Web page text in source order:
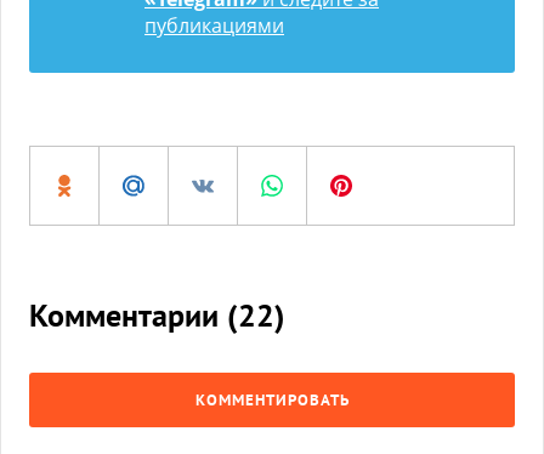
публикациями
Комментарии (22)
КОММЕНТИРОВАТЬ